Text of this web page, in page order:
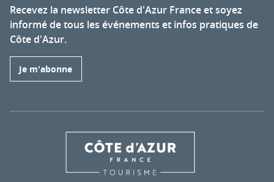
Recevez la newsletter Côte d'Azur France et soyez
informé de tous les événements et infos pratiques de
Côte d'Azur.
Je m'abonne